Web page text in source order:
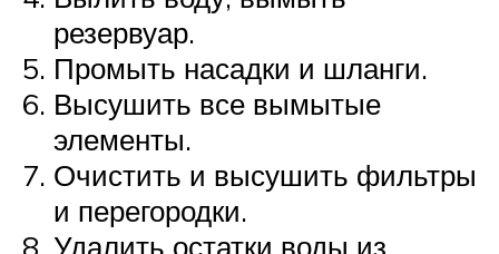
резервуар.
Промыть насадки и шланги.
Высушить все вымытые
элементы.
Очистить и высушить фильтры
и перегородки.
Удалить остатки воды из